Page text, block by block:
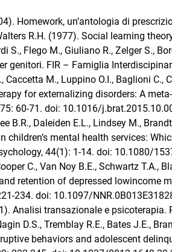
Homework, un’antologia di
R.H. (1977). Social learning
S., Flego M., Giuliano R., Zelger S.,
genitori. FIR – Famiglia
Caccetta M., Luppino O.I., Baglioni
for externalizing disorders: A
60-71. doi: 10.1016/
B.R., Daleiden E.L., Lindsey M.,
children’s mental health services:
44(1): 1-14. doi: 10.1080/
C., Van Noy B.E., Schwartz T.A.,
retention of depressed lowincome
234. doi: 10.1097/
Analisi transazionale e psicoterapia.
D.S., Tremblay R.E., Bates J.E.,
behaviors and adolescent